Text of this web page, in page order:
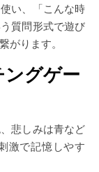
い、「こんな時
質問形式で遊び
がります。
ングゲー
悲しみは青など
激で記憶しやす